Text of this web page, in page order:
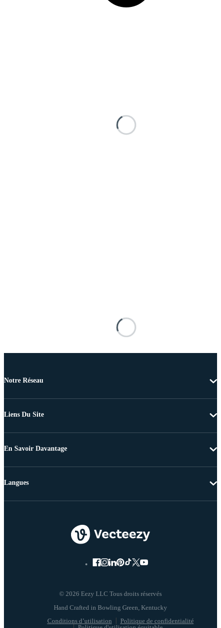
Notre Réseau
Liens Du Site
En Savoir Davantage
© 2026 Eezy LLC Tous droits réservés
Conditions d’utilisation
Politique de confidentialité
Langues